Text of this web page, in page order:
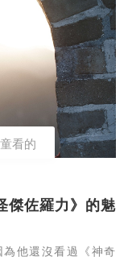
看的
傑佐羅力》的魅
他還沒看過《神奇